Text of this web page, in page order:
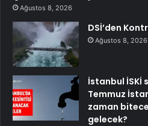
Ağustos 8, 2026
DSİ’den
Ağustos 8, 2026
İstanbul İSKİ
Temmuz
zaman
gelecek?